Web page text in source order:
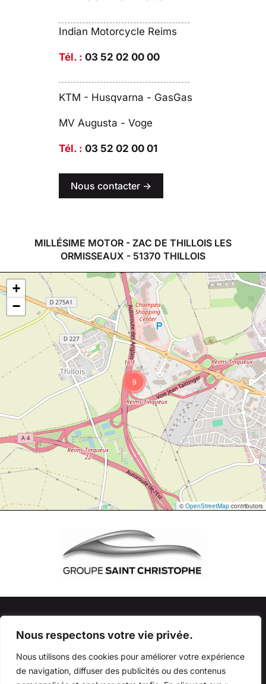
Nous respectons votre vie privée.
Nous utilisons des cookies pour améliorer votre expérience
de navigation, diffuser des publicités ou des contenus
Indian Motorcycle Reims
Tél. : 03 52 02 00 00
KTM - Husqvarna - GasGas
MV Augusta - Voge
Tél. : 03 52 02 00 01
Nous contacter ->
MILLÉSIME MOTOR - ZAC DE THILLOIS LES
ORMISSEAUX - 51370 THILLOIS
9
+
−
©OpenStreetMap contributors
#SeDéplacerMoinsPolluer
Copyright © 2026 Millésime Motor . Tous droits réservés -
Mentions légales-Accès pro- Conception Winteam